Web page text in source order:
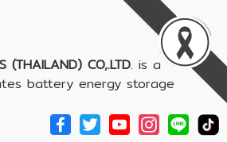
(THAILAND) CO,.LTD. is a
battery energy storage